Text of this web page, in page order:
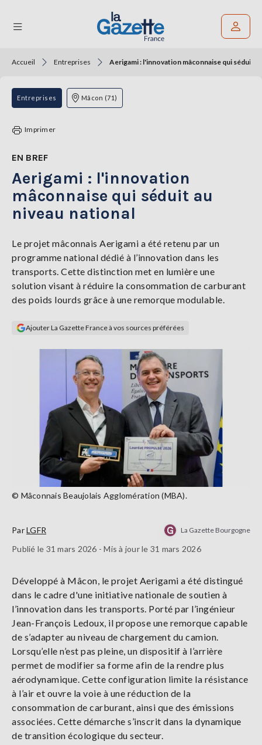
THÉMATIQUES
RÉGIONS
TENDANCES
SERVICES
LA
Se
connecter
Accueil Entreprises Aerigami : l'innovation mâconnaise qui séduit
Entreprises Mâcon (71)
Imprimer
EN BREF
Aerigami : l'innovation
mâconnaise qui séduit au
niveau national
Le projet mâconnais Aerigami a été retenu par un
programme national dédié à l’innovation dans les
transports. Cette distinction met en lumière une
solution visant à réduire la consommation de carburant
des poids lourds grâce à une remorque modulable.
Ajouter La Gazette France à vos sources préférées
© Mâconnais Beaujolais Agglomération (MBA).
ParLGFR La Gazette Bourgogne
Publié le 31 mars 2026 - Mis à jour le 31 mars 2026
Développé à Mâcon, le projet Aerigami a été distingué
dans le cadre d'une initiative nationale de soutien à
l’innovation dans les transports. Porté par l’ingénieur
Jean-François Ledoux, il propose une remorque capable
de s’adapter au niveau de chargement du camion.
Lorsqu’elle n’est pas pleine, un dispositif à l’arrière
permet de modifier sa forme afin de la rendre plus
aérodynamique. Cette configuration limite la résistance
à l’air et ouvre la voie à une réduction de la
consommation de carburant, ainsi que des émissions
associées. Cette démarche s’inscrit dans la dynamique
de transition écologique du secteur.